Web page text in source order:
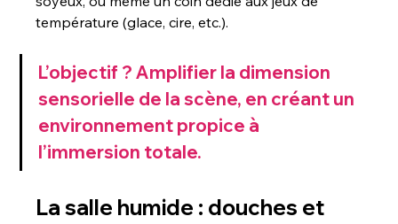
température (glace, cire, etc.).
L’objectif ? Amplifier la dimension
sensorielle de la scène, en créant un
environnement propice à
l’immersion totale.
La salle humide : douches et